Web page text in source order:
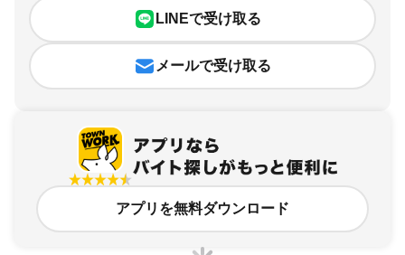
LINEで受け取る
メールで受け取る
アプリを無料ダウンロード